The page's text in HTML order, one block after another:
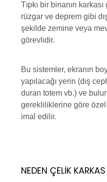
Tıpkı bir binanın karkası
rüzgar ve deprem gibi
şekilde zemine veya
görevlidir.
Bu sistemler, ekranın
yapılacağı yerin (dış
duran totem vb.) ve
gerekliliklerine göre
imal edilir.
NEDEN ÇELIK